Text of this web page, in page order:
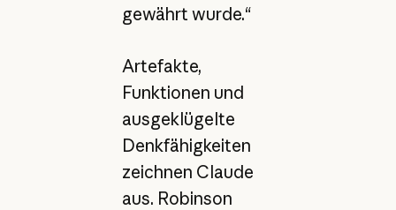
gewährt wurde.“
Artefakte,
Funktionen und
ausgeklügelte
Denkfähigkeiten
zeichnen Claude
aus. Robinson